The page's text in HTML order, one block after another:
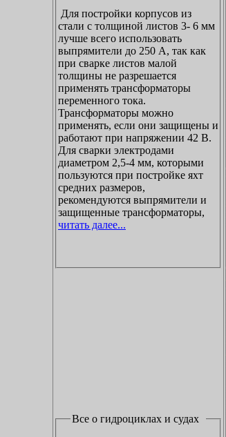
Для постройки корпусов из
стали с толщиной листов 3- 6 мм
лучше всего использовать
выпрямители до 250 А, так как
при сварке листов малой
толщины не разрешается
применять трансформаторы
переменного тока.
Трансформаторы можно
применять, если они защищены и
работают при напряжении 42 В.
Для сварки электродами
диаметром 2,5-4 мм, которыми
пользуются при постройке яхт
средних размеров,
рекомендуются выпрямители и
защищенные трансформаторы,
читать далее...
Все о гидроциклах и судах